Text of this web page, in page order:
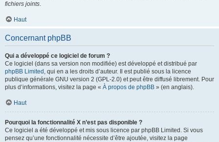
fichiers joints.
Haut
Concernant phpBB
Qui a développé ce logiciel de forum ?
Ce logiciel (dans sa version non modifiée) est développé et distribué par
phpBB Limited , qui en a les droits d’auteur. Il est publié sous la licence
publique générale GNU version 2 (GPL-2.0) et peut être diffusé librement. Pour
plus d’informations, visitez la page « À propos de phpBB » (en anglais).
Haut
Pourquoi la fonctionnalité X n’est pas disponible ?
Ce logiciel a été développé et mis sous licence par phpBB Limited. Si vous
pensez qu’une fonctionnalité nécessite d’être ajoutée, visitez la page